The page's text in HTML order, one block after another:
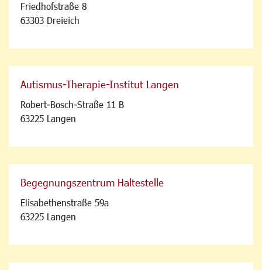
Friedhofstraße 8
63303 Dreieich
Autismus-Therapie-Institut Langen
Robert-Bosch-Straße 11 B
63225 Langen
Begegnungszentrum Haltestelle
Elisabethenstraße 59a
63225 Langen